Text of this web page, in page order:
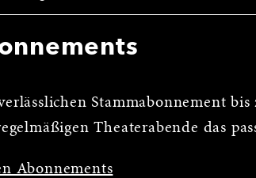
Stammabonnement
Theaterabende das
Abonnements